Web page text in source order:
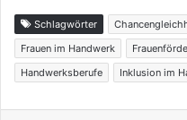
Schlagwörter
Frauen im Handwerk
Handwerksberufe
Inklusion im